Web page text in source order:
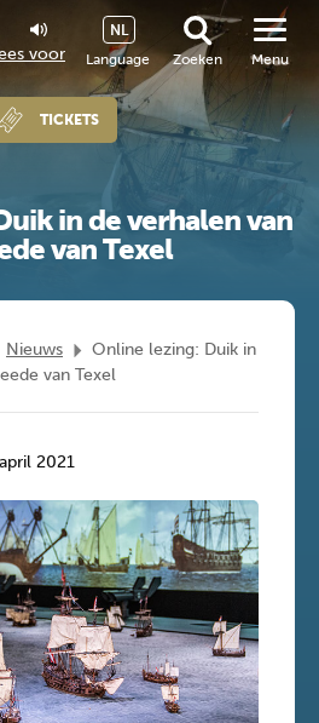
voor Language
NL
Zoeken
TICKETS
Menu
in de verhalen van
van Texel
Nieuws
Online lezing: Duik in
van Texel
2021